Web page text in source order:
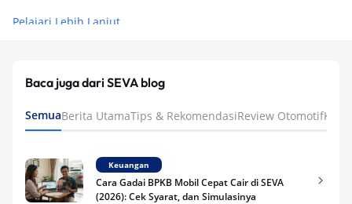
Pelajari Lebih Lanjut
Baca juga dari SEVA blog
SemuaBerita UtamaTips & RekomendasiReview Otomotif
Keuangan
Cara Gadai BPKB Mobil Cepat Cair di SEVA
(2026): Cek Syarat, dan Simulasinya